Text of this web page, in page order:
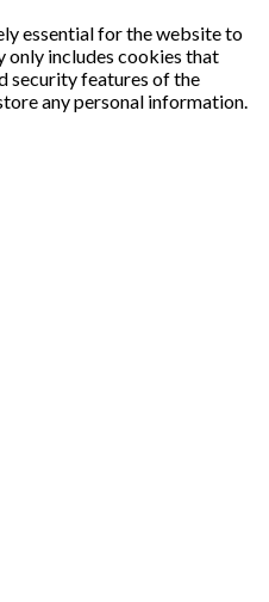
essential for the website to
includes cookies that
security features of the
any personal information.